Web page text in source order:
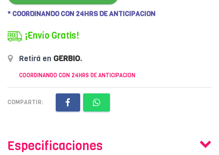
* COORDINANDO CON 24HRS DE ANTICIPACION
¡Envío Gratis!
Retirá en GERBIO.
COORDINANDO CON 24HRS DE ANTICIPACION
COMPARTIR:
Especificaciones